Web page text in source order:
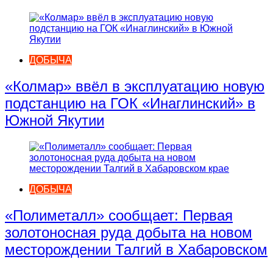
ДОБЫЧА
«Колмар» ввёл в эксплуатацию новую
подстанцию на ГОК «Инаглинский» в
Южной Якутии
ДОБЫЧА
«Полиметалл» сообщает: Первая
золотоносная руда добыта на новом
месторождении Талгий в Хабаровском